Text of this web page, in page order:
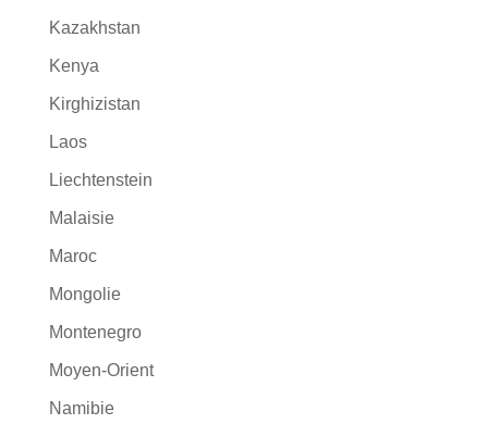
Kazakhstan
Kenya
Kirghizistan
Laos
Liechtenstein
Malaisie
Maroc
Mongolie
Montenegro
Moyen-Orient
Namibie